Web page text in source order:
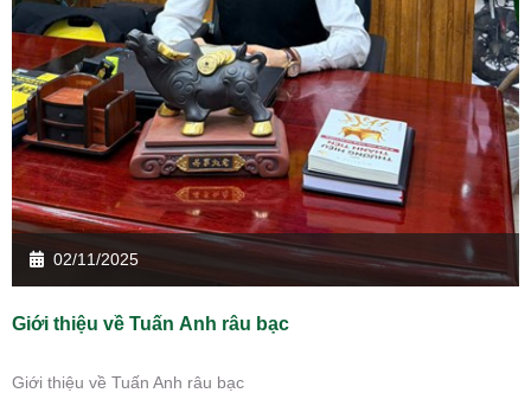
02/11/2025
Giới thiệu về Tuấn Anh râu bạc
Giới thiệu về Tuấn Anh râu bạc